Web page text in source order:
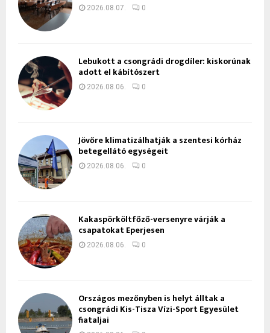
2026.08.07. 0
Lebukott a csongrádi drogdíler: kiskorúnak
adott el kábítószert
2026.08.06. 0
Jövőre klimatizálhatják a szentesi kórház
betegellátó egységeit
2026.08.06. 0
Kakaspörköltfőző-versenyre várják a
csapatokat Eperjesen
2026.08.06. 0
Országos mezőnyben is helyt álltak a
csongrádi Kis-Tisza Vízi-Sport Egyesület
fiataljai